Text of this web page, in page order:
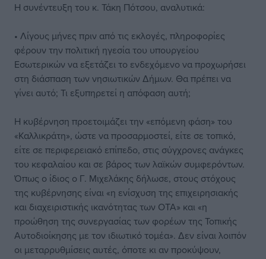
Η συνέντευξη του κ. Τάκη Πότσου, αναλυτικά:
• Λίγους μήνες πριν από τις εκλογές, πληροφορίες
φέρουν την πολιτική ηγεσία του υπουργείου
Εσωτερικών να εξετάζει το ενδεχόμενο να προχωρήσει
στη διάσπαση των νησιωτικών Δήμων. Θα πρέπει να
γίνει αυτό; Τι εξυπηρετεί η απόφαση αυτή;
H κυβέρνηση προετοιμάζει την «επόμενη φάση» του
«Καλλικράτη», ώστε να προσαρμοστεί, είτε σε τοπικό,
είτε σε περιφερειακό επίπεδο, στις σύγχρονες ανάγκες
του κεφαλαίου και σε βάρος των λαϊκών συμφερόντων.
Όπως ο ίδιος ο Γ. Μιχελάκης δήλωσε, στους στόχους
της κυβέρνησης είναι «η ενίσχυση της επιχειρησιακής
και διαχειριστικής ικανότητας των ΟΤΑ» και «η
προώθηση της συνεργασίας των φορέων της Τοπικής
Αυτοδιοίκησης με τον ιδιωτικό τομέα». Δεν είναι λοιπόν
οι μεταρρυθμίσεις αυτές, όποτε κι αν προκύψουν,